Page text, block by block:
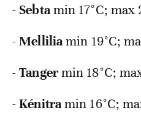
- Sebtamin 17°C; max
-Melliliamin 19°C;
-Tangermin 18°C;
-Kénitramin 16°C;